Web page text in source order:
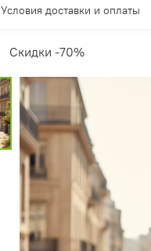
Условия доставки и оплаты
Скидки -70%